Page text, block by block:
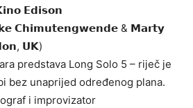
𝗘𝗱𝗶𝘀𝗼𝗻
𝗖𝗵𝗶𝗺𝘂𝘁𝗲𝗻𝗴𝘄𝗲𝗻𝗱𝗲 & 𝗠𝗮𝗿𝘁𝘆
𝗨𝗞)
predstava Long Solo 5 – riječ je
bez unaprijed određenog plana.
i improvizator